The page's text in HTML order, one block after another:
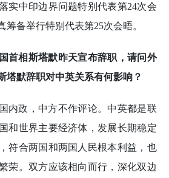
实中印边界问题特别代表第24次会
筹备举行特别代表第25次会晤。
首相斯塔默昨天宣布辞职，请问外
塔默辞职对中英关系有何影响？
内政，中方不作评论。中英都是联
和世界主要经济体，发展长期稳定
符合两国和两国人民根本利益，也
荣。双方应该相向而行，深化双边